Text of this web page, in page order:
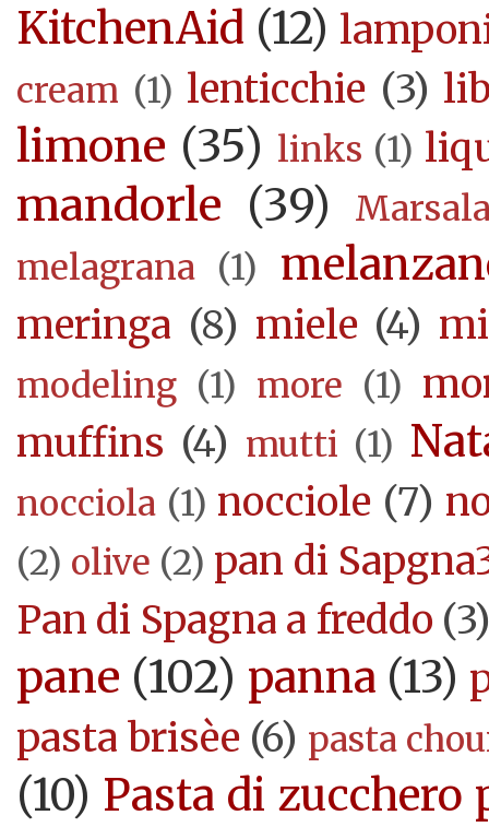
KitchenAid (12)
cream (1) lenticchie (3)
limone (35) links (1)
mandorle (39)
melagrana (1)
meringa (8) miele (4)
modeling (1) more (1)
muffins (4) mutti (1)
nocciola (1) nocciole (7)
(2) olive (2) pan di
Pan di Spagna a freddo (3)
pane (102) panna (13)
pasta brisèe (6) pasta
(10) Pasta di zucchero